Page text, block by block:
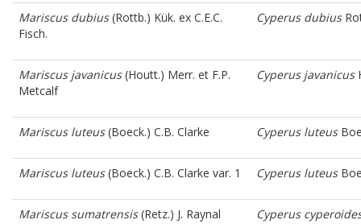
Mariscus dubius(Rottb.) Kük. ex C.E.C.
Fisch.
Cyperus dubius
Mariscus javanicus(Houtt.) Merr. et F.P.
Metcalf
Cyperus javanicus
Mariscus luteus(Boeck.) C.B. Clarke Cyperus luteus
Mariscus luteus(Boeck.) C.B. Clarke var. 1 Cyperus luteus
Mariscus sumatrensis(Retz.) J. Raynal Cyperus